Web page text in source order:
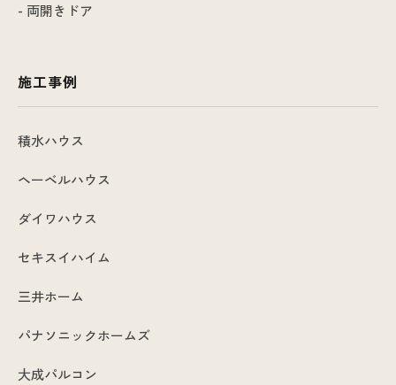
- 両開きドア
施工事例
積水ハウス
ヘーベルハウス
ダイワハウス
セキスイハイム
三井ホーム
パナソニックホームズ
大成パルコン